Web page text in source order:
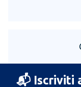
📬 Iscriviti